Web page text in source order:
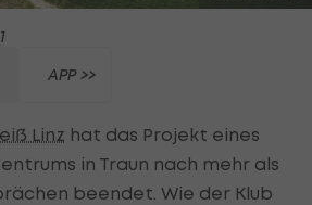
APP >>
Linz hat das Projekt eines
in Traun nach mehr als
beendet. Wie der Klub